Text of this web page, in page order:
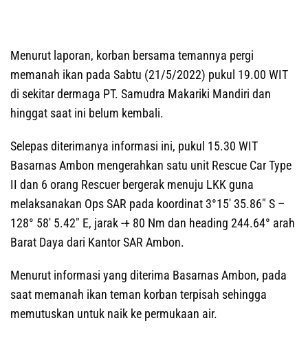
Menurut laporan, korban bersama temannya pergi
memanah ikan pada Sabtu (21/5/2022) pukul 19.00 WIT
di sekitar dermaga PT. Samudra Makariki Mandiri dan
hinggat saat ini belum kembali.
Selepas diterimanya informasi ini, pukul 15.30 WIT
Basarnas Ambon mengerahkan satu unit Rescue Car Type
II dan 6 orang Rescuer bergerak menuju LKK guna
melaksanakan Ops SAR pada koordinat 3°15′ 35.86″ S –
128° 58′ 5.42″ E, jarak -+ 80 Nm dan heading 244.64° arah
Barat Daya dari Kantor SAR Ambon.
Menurut informasi yang diterima Basarnas Ambon, pada
saat memanah ikan teman korban terpisah sehingga
memutuskan untuk naik ke permukaan air.